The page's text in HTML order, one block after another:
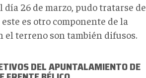
día 26 de marzo, pudo tratarse de
es otro componente de la
el terreno son también difusos.
DEL APUNTALAMIENTO DE